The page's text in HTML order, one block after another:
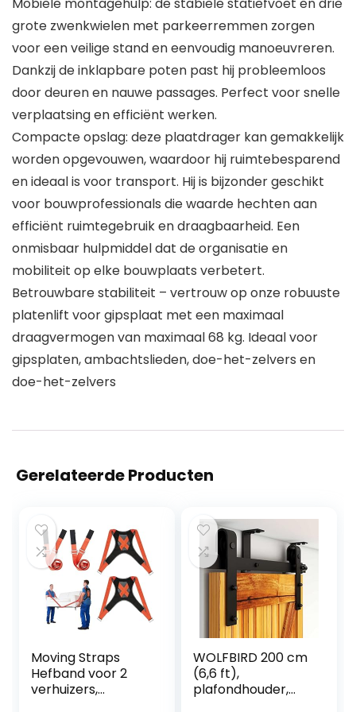
Mobiele montagehulp: de stabiele statiefvoet en drie
grote zwenkwielen met parkeerremmen zorgen
voor een veilige stand en eenvoudig manoeuvreren.
Dankzij de inklapbare poten past hij probleemloos
door deuren en nauwe passages. Perfect voor snelle
verplaatsing en efficiënt werken.
Compacte opslag: deze plaatdrager kan gemakkelijk
worden opgevouwen, waardoor hij ruimtebesparend
en ideaal is voor transport. Hij is bijzonder geschikt
voor bouwprofessionals die waarde hechten aan
efficiënt ruimtegebruik en draagbaarheid. Een
onmisbaar hulpmiddel dat de organisatie en
mobiliteit op elke bouwplaats verbetert.
Betrouwbare stabiliteit – vertrouw op onze robuuste
platenlift voor gipsplaat met een maximaal
draagvermogen van maximaal 68 kg. Ideaal voor
gipsplaten, ambachtslieden, doe-het-zelvers en
doe-het-zelvers
Gerelateerde Producten
Moving Straps
Hefband voor 2
verhuizers,
WOLFBIRD 200 cm
(6,6 ft),
plafondhouder,